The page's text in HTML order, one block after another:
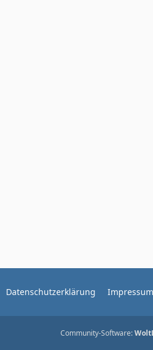
Datenschutzerklärung Impressum
Community-Software: